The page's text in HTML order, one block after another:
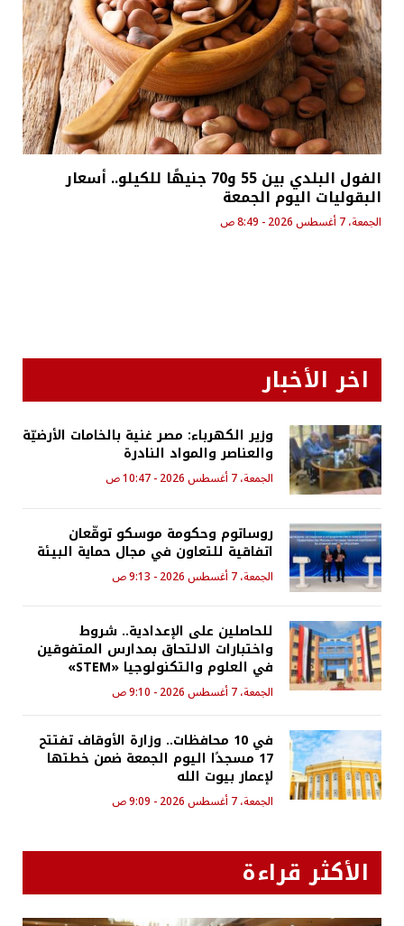
الفول البلدي بين 55 و70 جنيهًا للكيلو.. أسعار
البقوليات اليوم الجمعة
الجمعة، 7 أغسطس 2026 - 8:49 ص
اخر الأخبار
وزير الكهرباء: مصر غنية بالخامات الأرضيّة
والعناصر والمواد النادرة
الجمعة، 7 أغسطس 2026 - 10:47 ص
روساتوم وحكومة موسكو توقّعان
اتفاقية للتعاون في مجال حماية البيئة
الجمعة، 7 أغسطس 2026 - 9:13 ص
للحاصلين على الإعدادية.. شروط
واختبارات الالتحاق بمدارس المتفوقين
في العلوم والتكنولوجيا «STEM»
الجمعة، 7 أغسطس 2026 - 9:10 ص
في 10 محافظات.. وزارة الأوقاف تفتتح
17 مسجدًا اليوم الجمعة ضمن خطتها
لإعمار بيوت الله
الجمعة، 7 أغسطس 2026 - 9:09 ص
الأكثر قراءة